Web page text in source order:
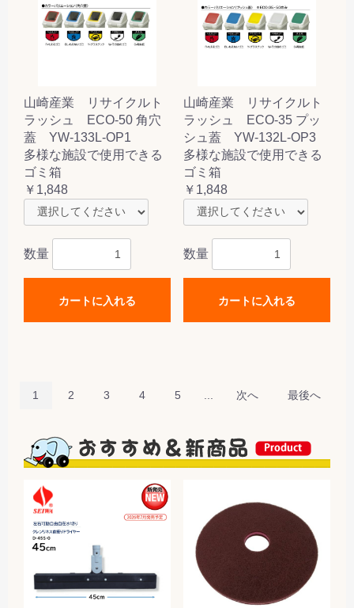
山崎産業 リサイクルト
ラッシュ ECO-50 角穴
蓋 YW-133L-OP1
多様な施設で使用できる
ゴミ箱
￥1,848
数量
カートに入れる
山崎産業 リサイクルト
ラッシュ ECO-35 プッ
シュ蓋 YW-132L-OP3
多様な施設で使用できる
ゴミ箱
￥1,848
数量
カートに入れる
1 2 3 4 5 次へ 最後へ